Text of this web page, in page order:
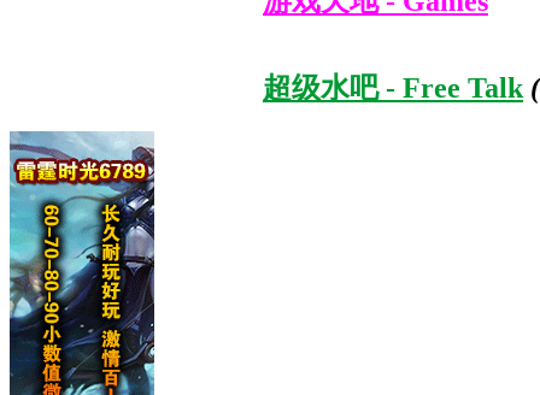
超级水吧 - Free Talk